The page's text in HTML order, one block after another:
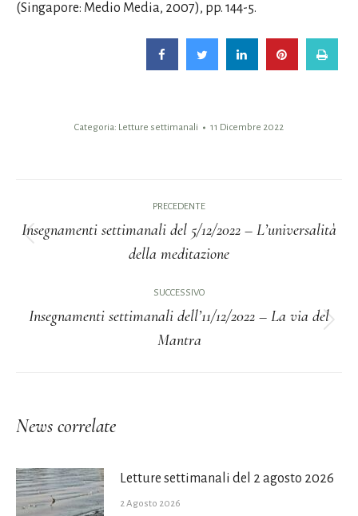
(Singapore: Medio Media, 2007), pp. 144-5.
Categoria: Letture settimanali 11 Dicembre 2022
tra
PRECEDENTE
Post
Insegnamenti settimanali del 5/12/2022 – L’universalità
della meditazione
SUCCESSIVO
Insegnamenti settimanali dell’11/12/2022 – La via del
Mantra
News correlate
Letture settimanali del 2 agosto 2026
2 Agosto 2026